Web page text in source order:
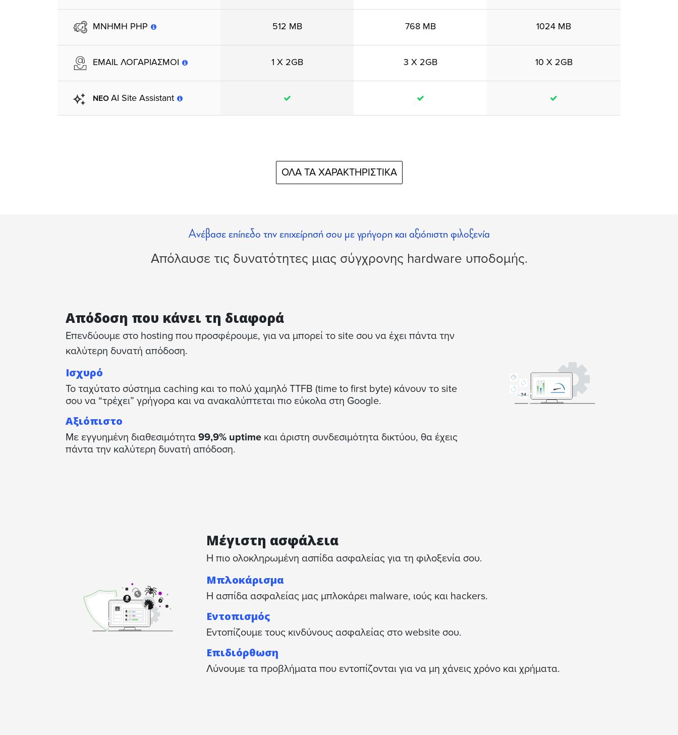
MΝΗΜΗ PHP 512 MB 768 MB 1024 MB
EMAIL ΛΟΓΑΡΙΑΣΜΟΙ 1 X 2GB 3 X 2GB 10 X 2GB
ΝΕΟAI Site Assistant
ΟΛΑ ΤΑ ΧΑΡΑΚΤΗΡΙΣΤΙΚΑ
Ανέβασε επίπεδο την επιχείρησή σου με γρήγορη και αξιόπιστη φιλοξενία
Απόλαυσε τις δυνατότητες μιας σύγχρονης hardware υποδομής.
Απόδοση που κάνει τη διαφορά
Επενδύουμε στo hosting που προσφέρουμε, για να μπορεί το site σου να έχει πάντα την
καλύτερη δυνατή απόδοση.
Ισχυρό
Το ταχύτατο σύστημα caching και το πολύ χαμηλό TTFB (time to first byte) κάνουν το site
σου να “τρέχει” γρήγορα και να ανακαλύπτεται πιο εύκολα στη Google.
Αξιόπιστο
Με εγγυημένη διαθεσιμότητα 99,9% uptime και άριστη συνδεσιμότητα δικτύου, θα έχεις
πάντα την καλύτερη δυνατή απόδοση.
Μέγιστη ασφάλεια
Η πιο ολοκληρωμένη ασπίδα ασφαλείας για τη φιλοξενία σου.
Μπλοκάρισμα
Η ασπίδα ασφαλείας μας μπλοκάρει malware, ιούς και hackers.
Εντοπισμός
Εντοπίζουμε τους κινδύνους ασφαλείας στο website σου.
Επιδιόρθωση
Λύνουμε τα προβλήματα που εντοπίζονται για να μη χάνεις χρόνο και χρήματα.